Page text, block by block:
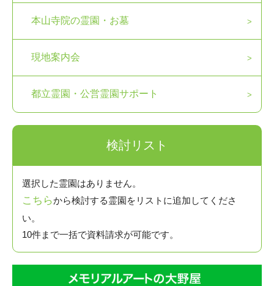
本山寺院の霊園・お墓
現地案内会
都立霊園・公営霊園サポート
検討リスト
選択した霊園はありません。
こちらから検討する霊園をリストに追加してくださ
い。
10件まで一括で資料請求が可能です。